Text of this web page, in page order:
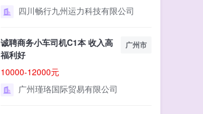
四川畅行九州运力科技有限公司
诚聘商务小车司机C1本 收入高
福利好
广州市
10000-12000元
广州瑾珞国际贸易有限公司